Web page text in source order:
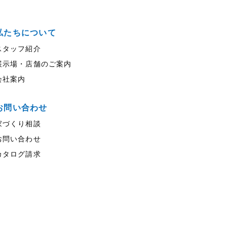
たちについて
タッフ紹介
示場・店舗のご案内
社案内
問い合わせ
づくり相談
問い合わせ
タログ請求